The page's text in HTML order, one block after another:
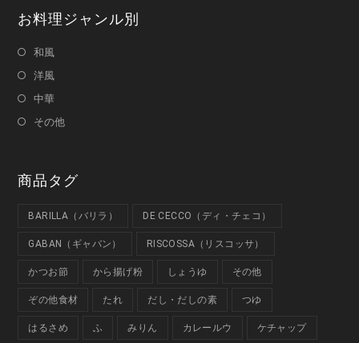
お料理ジャンル別
和風
洋風
中華
その他
商品タグ
BARILLA（バリラ） DE CECCO（ディ・チェコ）
GABAN（ギャバン） RISCOSSA（リスコッサ）
かつお節 から揚げ粉 しょうゆ その他
ぞの他食材 たれ だし・だしの素 つゆ
はるさめ ふ みりん カレールウ ケチャップ